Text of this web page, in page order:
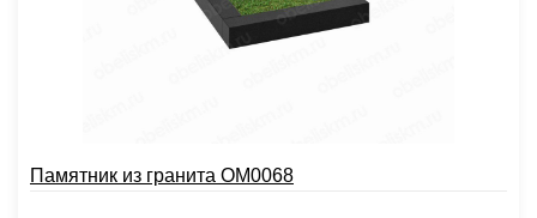
Памятник из гранита OM0068